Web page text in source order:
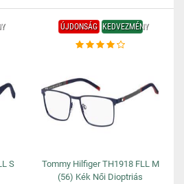
S
ÚJDONSÁG KEDVEZMÉNY
Tommy Hilfiger TH1918 FLL M
(56) Kék Női Dioptriás